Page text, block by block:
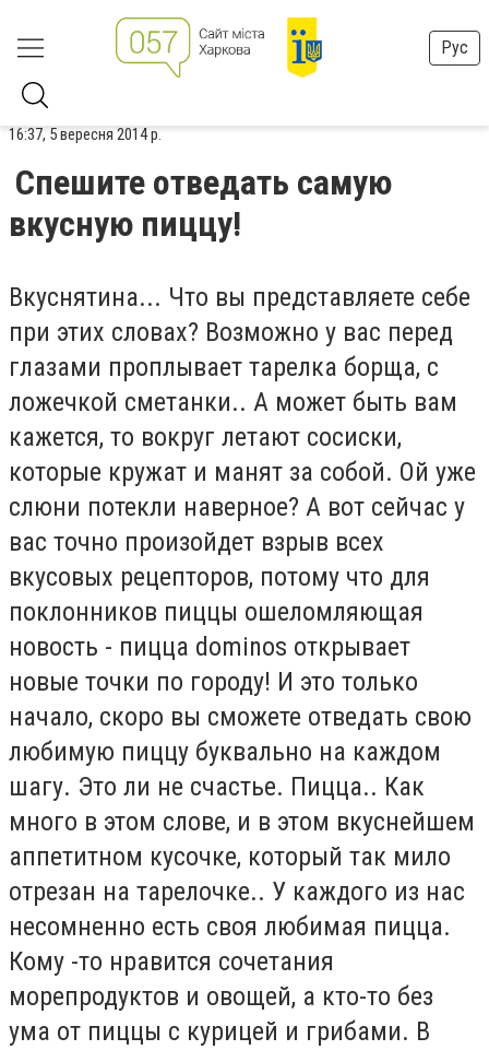
Рус
16:37, 5 вересня 2014 р.
Спешите отведать самую
вкусную пиццу!
Вкуснятина... Что вы представляете себе
при этих словах? Возможно у вас перед
глазами проплывает тарелка борща, с
ложечкой сметанки.. А может быть вам
кажется, то вокруг летают сосиски,
которые кружат и манят за собой. Ой уже
слюни потекли наверное? А вот сейчас у
вас точно произойдет взрыв всех
вкусовых рецепторов, потому что для
поклонников пиццы ошеломляющая
новость - пицца dominos открывает
новые точки по городу! И это только
начало, скоро вы сможете отведать свою
любимую пиццу буквально на каждом
шагу. Это ли не счастье. Пицца.. Как
много в этом слове, и в этом вкуснейшем
аппетитном кусочке, который так мило
отрезан на тарелочке.. У каждого из нас
несомненно есть своя любимая пицца.
Кому -то нравится сочетания
морепродуктов и овощей, а кто-то без
ума от пиццы с курицей и грибами. В